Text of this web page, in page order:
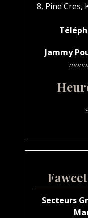
8, Pine Cres,
Jammy
Secteurs